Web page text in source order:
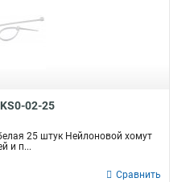
02-25
25 штук Нейлоновой хомут
и п...
Сравнить